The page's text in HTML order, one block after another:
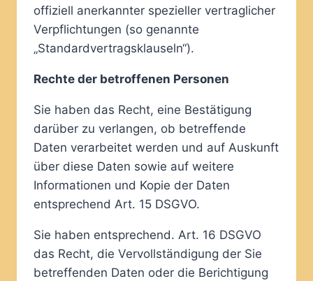
offiziell anerkannter spezieller vertraglicher
Verpflichtungen (so genannte
„Standardvertragsklauseln“).
Rechte der betroffenen Personen
Sie haben das Recht, eine Bestätigung
darüber zu verlangen, ob betreffende
Daten verarbeitet werden und auf Auskunft
über diese Daten sowie auf weitere
Informationen und Kopie der Daten
entsprechend Art. 15 DSGVO.
Sie haben entsprechend. Art. 16 DSGVO
das Recht, die Vervollständigung der Sie
betreffenden Daten oder die Berichtigung